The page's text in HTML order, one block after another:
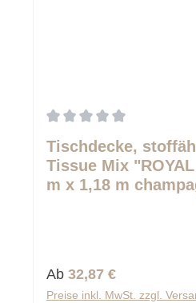
Tischdecke,
Tissue Mix
m x 1,18 m
Regulärer Preis:
Ab 32,87 €
Preise inkl. MwSt. zzgl.